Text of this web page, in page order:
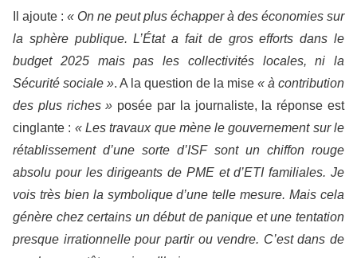
Il ajoute :« On ne peut plus échapper à des économies sur
la sphère publique. L’État a fait de gros efforts dans le
budget 2025 mais pas les collectivités locales, ni la
Sécurité sociale ». A la question de la mise « à contribution
des plus riches » posée par la journaliste, la réponse est
cinglante : « Les travaux que mène le gouvernement sur le
rétablissement d’une sorte d’ISF sont un chiffon rouge
absolu pour les dirigeants de PME et d’ETI familiales. Je
vois très bien la symbolique d’une telle mesure. Mais cela
génère chez certains un début de panique et une tentation
presque irrationnelle pour partir ou vendre. C’est dans de